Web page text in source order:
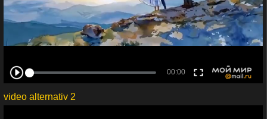
video alternativ 2